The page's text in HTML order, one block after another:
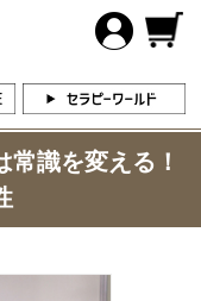
識を変える！